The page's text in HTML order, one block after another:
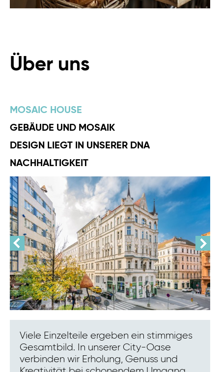
Über uns
MOSAIC HOUSE
GEBÄUDE UND MOSAIK
DESIGN LIEGT IN UNSERER DNA
NACHHALTIGKEIT
Viele Einzelteile ergeben ein stimmiges
Gesamtbild. In unserer City-Oase
verbinden wir Erholung, Genuss und